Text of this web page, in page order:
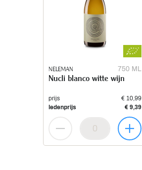
NELEMAN 750 ML
Nucli blanco witte wijn
prijs
€ 10,99
ledenprijs
€ 9,39